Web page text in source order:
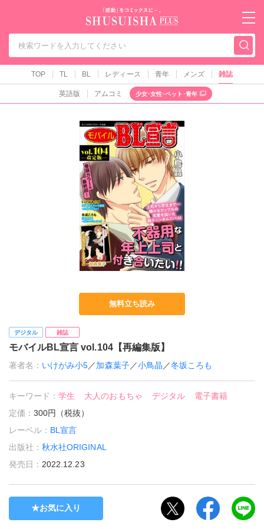
秋水社PLUS（テ
TOP TL BL レディース 青年 メンズ 雑誌
英語版 アムコミ 少女･女性･ペット･青年
無料立ち読み
デジタル 雑誌
モバイルBL宣言 vol.104【再編集版】
著者名： いけがみ小5／加森葉子／小鳥晶 ／冬坂ころも
キーワード：学生 大人のおもちゃ デジタル
電子書籍
定価：300円（税抜）
レーベル： BL宣言
出版社：秋水社ORIGINAL
発売日： 2022.12.23
お気に入り